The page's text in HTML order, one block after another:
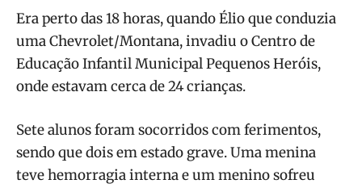
Era perto das 18 horas, quando Élio que conduzia
uma Chevrolet/Montana, invadiu o Centro de
Educação Infantil Municipal Pequenos Heróis,
onde estavam cerca de 24 crianças.
Sete alunos foram socorridos com ferimentos,
sendo que dois em estado grave. Uma menina
teve hemorragia interna e um menino sofreu